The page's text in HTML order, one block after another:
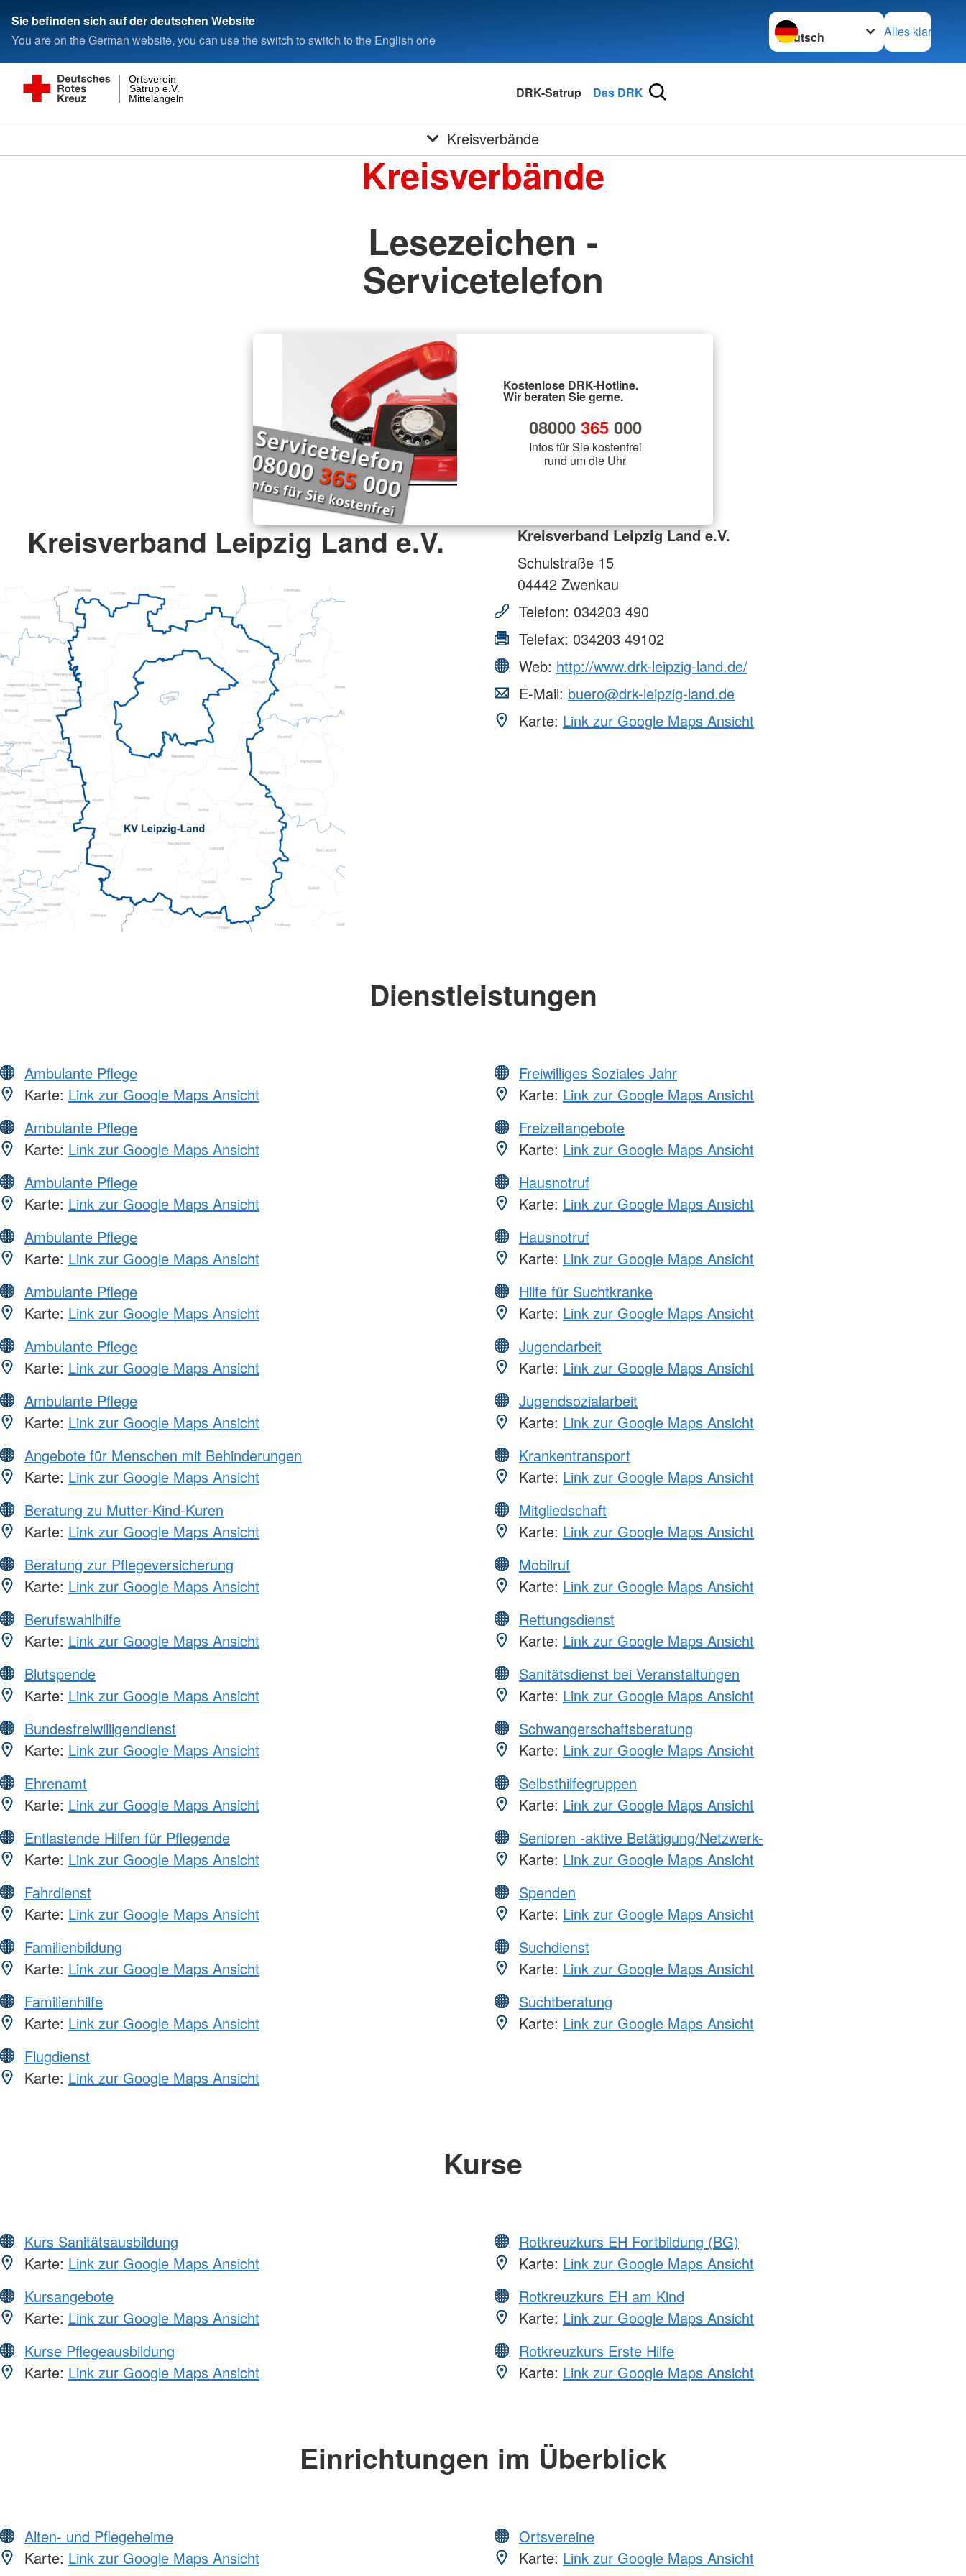
Sie befinden sich auf der deutschen Website
You are on the German website, you can use the switch to switch to the English one
Sprache wechseln zu
Alles klar
Mittelangeln
Satrup e.V.
Ortsverein
DRK-Satrup Das DRK
Kreisverbände
Kreisverbände
Lesezeichen -
Servicetelefon
Kostenlose DRK-Hotline.
Wir beraten Sie gerne.
08000 365000
Infos für Sie kostenfrei
rund um die Uhr
Kreisverband Leipzig Land e.V.
Kreisverband Leipzig Land e.V.
Schulstraße 15
04442 Zwenkau
Telefon: 034203 490
Telefax: 034203 49102
Web: http://www.drk-leipzig-land.de/
E-Mail: buero@drk-leipzig-land.de
Karte: Link zur Google Maps Ansicht
Dienstleistungen
Ambulante Pflege
Karte: Link zur Google Maps Ansicht
Ambulante Pflege
Karte: Link zur Google Maps Ansicht
Ambulante Pflege
Karte: Link zur Google Maps Ansicht
Ambulante Pflege
Karte: Link zur Google Maps Ansicht
Ambulante Pflege
Karte: Link zur Google Maps Ansicht
Ambulante Pflege
Karte: Link zur Google Maps Ansicht
Ambulante Pflege
Karte: Link zur Google Maps Ansicht
Angebote für Menschen mit Behinderungen
Karte: Link zur Google Maps Ansicht
Beratung zu Mutter-Kind-Kuren
Karte: Link zur Google Maps Ansicht
Beratung zur Pflegeversicherung
Karte: Link zur Google Maps Ansicht
Berufswahlhilfe
Karte: Link zur Google Maps Ansicht
Blutspende
Karte: Link zur Google Maps Ansicht
Bundesfreiwilligendienst
Karte: Link zur Google Maps Ansicht
Ehrenamt
Karte: Link zur Google Maps Ansicht
Entlastende Hilfen für Pflegende
Karte: Link zur Google Maps Ansicht
Fahrdienst
Karte: Link zur Google Maps Ansicht
Familienbildung
Karte: Link zur Google Maps Ansicht
Familienhilfe
Karte: Link zur Google Maps Ansicht
Flugdienst
Karte: Link zur Google Maps Ansicht
Freiwilliges Soziales Jahr
Karte: Link zur Google Maps Ansicht
Freizeitangebote
Karte: Link zur Google Maps Ansicht
Hausnotruf
Karte: Link zur Google Maps Ansicht
Hausnotruf
Karte: Link zur Google Maps Ansicht
Hilfe für Suchtkranke
Karte: Link zur Google Maps Ansicht
Jugendarbeit
Karte: Link zur Google Maps Ansicht
Jugendsozialarbeit
Karte: Link zur Google Maps Ansicht
Krankentransport
Karte: Link zur Google Maps Ansicht
Mitgliedschaft
Karte: Link zur Google Maps Ansicht
Mobilruf
Karte: Link zur Google Maps Ansicht
Rettungsdienst
Karte: Link zur Google Maps Ansicht
Sanitätsdienst bei Veranstaltungen
Karte: Link zur Google Maps Ansicht
Schwangerschaftsberatung
Karte: Link zur Google Maps Ansicht
Selbsthilfegruppen
Karte: Link zur Google Maps Ansicht
Senioren -aktive Betätigung/Netzwerk-
Karte: Link zur Google Maps Ansicht
Spenden
Karte: Link zur Google Maps Ansicht
Suchdienst
Karte: Link zur Google Maps Ansicht
Suchtberatung
Karte: Link zur Google Maps Ansicht
Kurse
Kurs Sanitätsausbildung
Karte: Link zur Google Maps Ansicht
Kursangebote
Karte: Link zur Google Maps Ansicht
Kurse Pflegeausbildung
Karte: Link zur Google Maps Ansicht
Rotkreuzkurs EH Fortbildung (BG)
Karte: Link zur Google Maps Ansicht
Rotkreuzkurs EH am Kind
Karte: Link zur Google Maps Ansicht
Rotkreuzkurs Erste Hilfe
Karte: Link zur Google Maps Ansicht
Einrichtungen im Überblick
Alten- und Pflegeheime
Karte: Link zur Google Maps Ansicht
Ortsvereine
Karte: Link zur Google Maps Ansicht